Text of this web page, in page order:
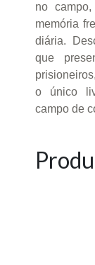
no
memória
diária.
que
o único
campo de